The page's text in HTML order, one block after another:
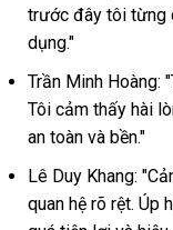
trước đây tôi từng
dụng."
Trần Minh Hoàng:
Tôi cảm thấy hài
an toàn và bền."
Lê Duy Khang:
quan hệ rõ rệt. Úp